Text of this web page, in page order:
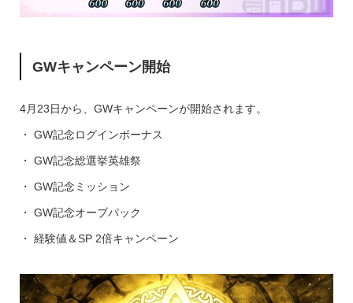
GWキャンペーン開始
4月23日から、GWキャンペーンが開始されます。
・ GW記念ログインボーナス
・ GW記念総選挙英雄祭
・ GW記念ミッション
・ GW記念オーブパック
・ 経験値＆SP 2倍キャンペーン